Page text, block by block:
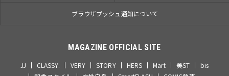
ブラウザプッシュ通知について
MAGAZINE OFFICIAL SITE
JJ CLASSY. VERY STORY HERS Mart 美ST
bis